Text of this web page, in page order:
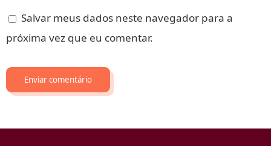
Salvar meus dados neste navegador para a
próxima vez que eu comentar.